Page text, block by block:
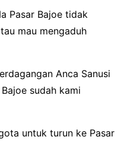
Pasar Bajoe tidak
mau mengaduh
Anca Sanusi
sudah kami
untuk turun ke Pasar